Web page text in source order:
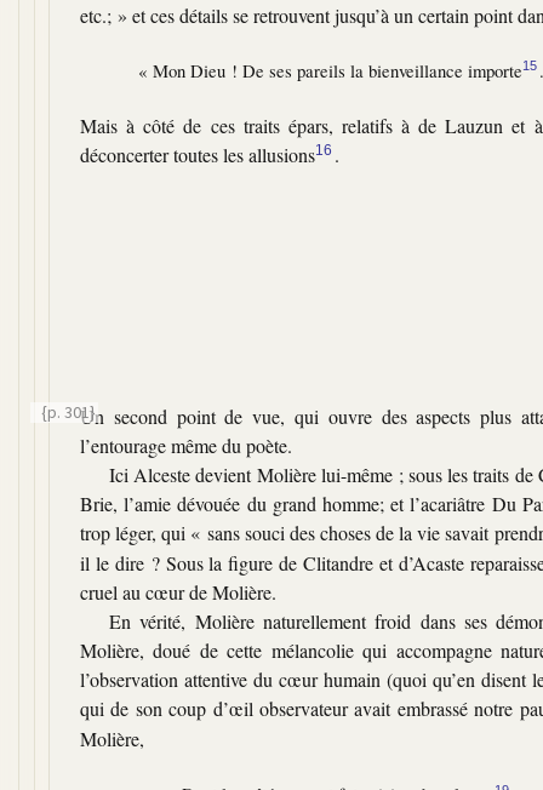
etc.; » et ces détails se retrouvent jusqu’à un certain point
« Mon Dieu ! De ses pareils la bienveillance importe15
Mais à côté de ces traits épars, relatifs à de Lauzun et
déconcerter toutes les allusions16 .
{p. 301}Un second point de vue, qui ouvre des aspects plus
l’entourage même du poète.
Ici Alceste devient Molière lui-même ; sous les traits
Brie, l’amie dévouée du grand homme; et l’acariâtre Du
trop léger, qui « sans souci des choses de la vie savait
il le dire ? Sous la figure de Clitandre et d’Acaste
cruel au cœur de Molière.
En vérité, Molière naturellement froid dans ses
Molière, doué de cette mélancolie qui accompagne
l’observation attentive du cœur humain (quoi qu’en disent
qui de son coup d’œil observateur avait embrassé notre
Molière,